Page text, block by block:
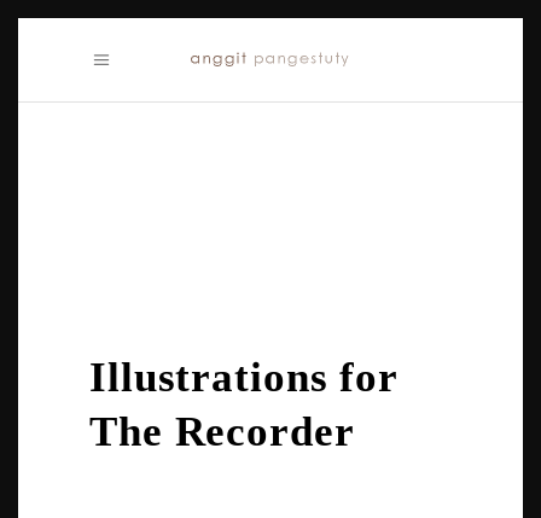
Illustrations for
The Recorder